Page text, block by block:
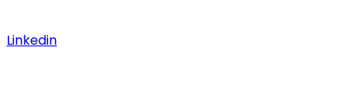
Linkedin